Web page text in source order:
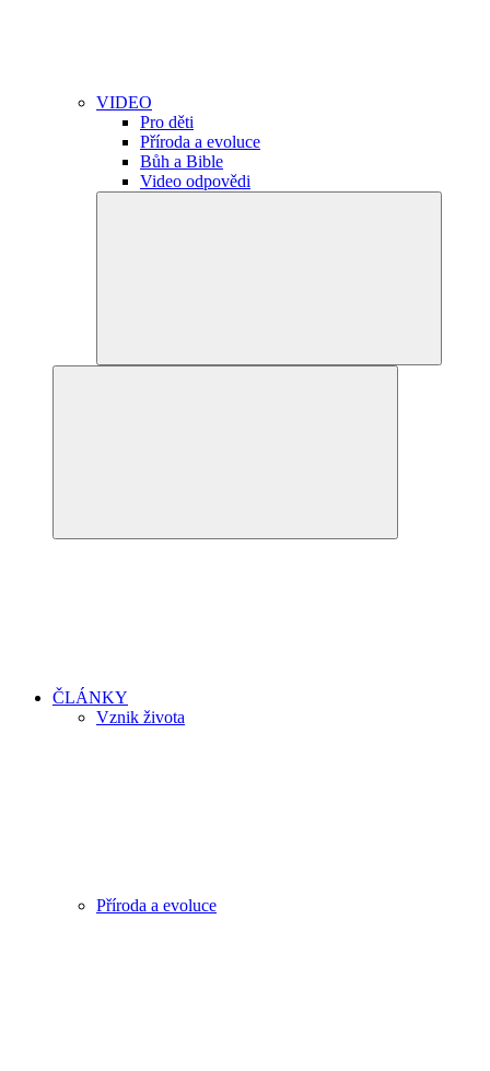
VIDEO
Pro děti
Příroda a evoluce
Bůh a Bible
Video odpovědi
ČLÁNKY
Vznik života
Příroda a evoluce